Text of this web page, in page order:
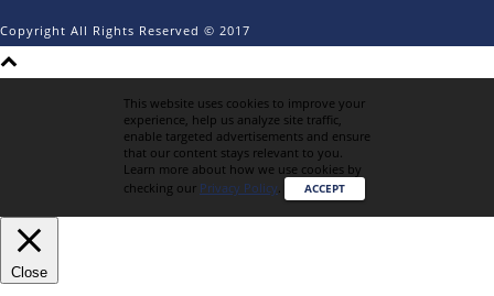
Copyright All Rights Reserved © 2017
This website uses cookies to improve your
experience, help us analyze site traffic,
enable targeted advertisements and ensure
that our content stays relevant to you.
Learn more about how we use cookies by
checking our Privacy Policy. ACCEPT
Close